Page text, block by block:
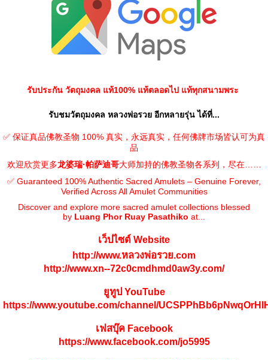
รับประกัน วัตถุมงคล แท้100% แท้ตลอดไป แท้ทุกสนามพระ
รับชมวัตถุมงคล หลวงพ่อรวย อีกหลายรุ่น ได้ที่...
✅ 保证真品佛教圣物 100% 真实，永远真实，任何佛牌市场皆认可为真
品
欢迎欣赏更多龙婆瑞·帕萨迪哥大师加持的佛教圣物各系列，尽在……
✅ Guaranteed 100% Authentic Sacred Amulets – Genuine Forever,
Verified Across All Amulet Communities
Discover and explore more sacred amulet collections blessed
by Luang Phor Ruay Pasathiko at...
เว็ปไซต์ Website
http://www.หลวงพ่อรวย.com
http://www.xn--72c0cmdhmd0aw3y.com/
ยูทูป YouTube
https://www.youtube.com/channel/
เฟสบุ๊ค Facebook
https://www.facebook.com/jo5995